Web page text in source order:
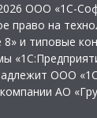
ООО «1С-
право на
8» и типовые
ООО
компании АО